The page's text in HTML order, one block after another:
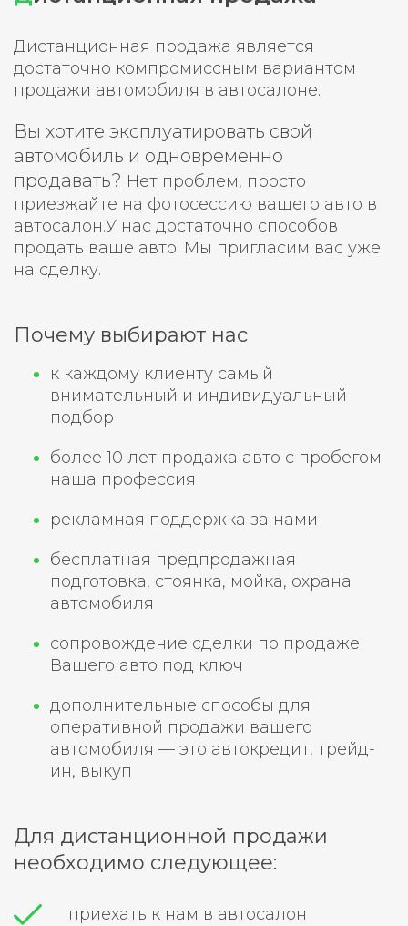
Дистанционная продажа является
достаточно компромиссным вариантом
продажи автомобиля в автосалоне.
Вы хотите эксплуатировать свой
автомобиль и одновременно
продавать? Нет проблем, просто
приезжайте на фотосессию вашего авто в
автосалон.У нас достаточно способов
продать ваше авто. Мы пригласим вас уже
на сделку.
Почему выбирают нас
к каждому клиенту самый
внимательный и индивидуальный
подбор
более 10 лет продажа авто с пробегом
наша профессия
рекламная поддержка за нами
бесплатная предпродажная
подготовка, стоянка, мойка, охрана
автомобиля
сопровождение сделки по продаже
Вашего авто под ключ
дополнительные способы для
оперативной продажи вашего
автомобиля — это автокредит, трейд-
ин, выкуп
Для дистанционной продажи
необходимо следующее:
приехать к нам в автосалон